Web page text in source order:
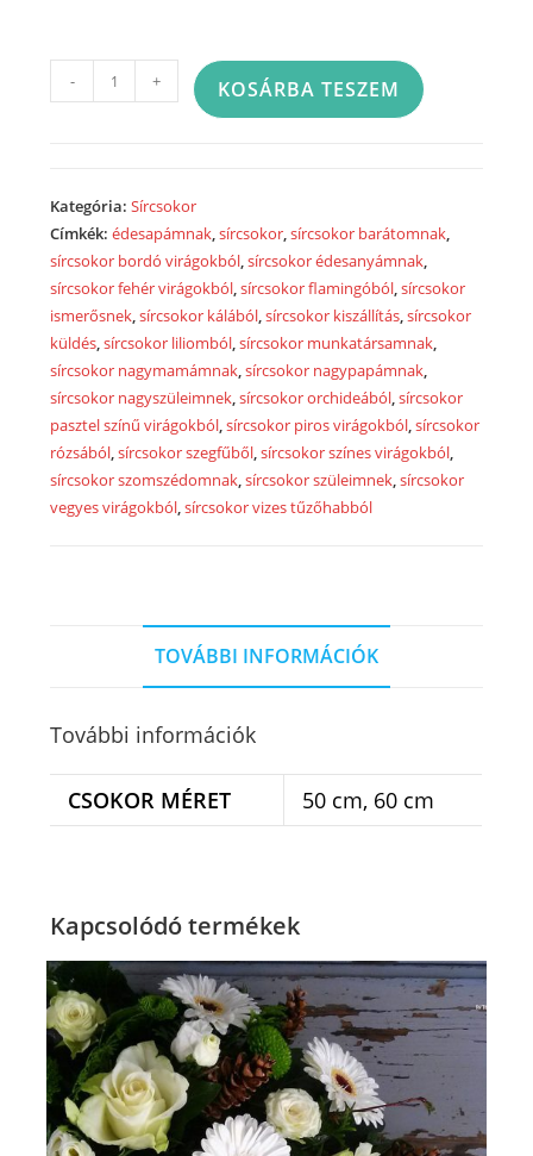
sírcsokor
mennyiség
- + KOSÁRBA TESZEM
Kategória:Sírcsokor
Címkék:édesapámnak,sírcsokor,sírcsokor barátomnak,
sírcsokor bordó virágokból,sírcsokor édesanyámnak,
sírcsokor fehér virágokból,sírcsokor flamingóból,sírcsokor
ismerősnek,sírcsokor kálából,sírcsokor kiszállítás,sírcsokor
küldés,sírcsokor liliomból,sírcsokor munkatársamnak,
sírcsokor nagymamámnak,sírcsokor nagypapámnak,
sírcsokor nagyszüleimnek,sírcsokor orchideából,sírcsokor
pasztel színű virágokból,sírcsokor piros virágokból,sírcsokor
rózsából,sírcsokor szegfűből,sírcsokor színes virágokból,
sírcsokor szomszédomnak,sírcsokor szüleimnek,sírcsokor
vegyes virágokból,sírcsokor vizes tűzőhabból
TOVÁBBI INFORMÁCIÓK
További információk
CSOKOR MÉRET 50 cm, 60 cm
Kapcsolódó termékek